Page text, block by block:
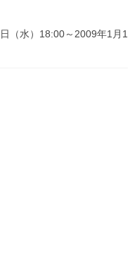
（水）18:00～2009年1月1